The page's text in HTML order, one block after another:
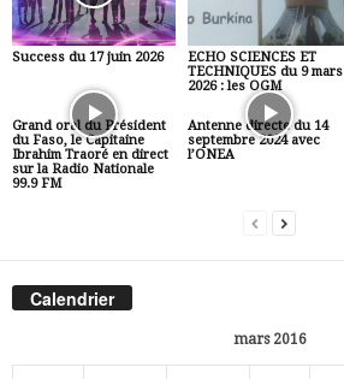
Success du 17 juin 2026
ECHO SCIENCES ET
TECHNIQUES du 9 mars
2026 : les OGM
Grand oral du Président
du Faso, le Capitaine
Ibrahim Traoré en direct
sur la Radio Nationale
99.9 FM
Antenne directe du 14
septembre 2024 avec
l’ONEA
Calendrier
mars 2016